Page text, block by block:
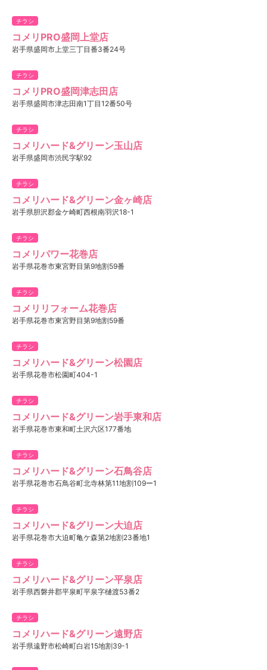
チラシ
コメリPRO盛岡上堂店
岩手県盛岡市上堂三丁目番3番24号
チラシ
コメリPRO盛岡津志田店
岩手県盛岡市津志田南1丁目12番50号
チラシ
コメリハード&グリーン玉山店
岩手県盛岡市渋民字駅92
チラシ
コメリハード&グリーン金ヶ崎店
岩手県胆沢郡金ケ崎町西根南羽沢18-1
チラシ
コメリパワー花巻店
岩手県花巻市東宮野目第9地割59番
チラシ
コメリリフォーム花巻店
岩手県花巻市東宮野目第9地割59番
チラシ
コメリハード&グリーン松園店
岩手県花巻市松園町404-1
チラシ
コメリハード&グリーン岩手東和店
岩手県花巻市東和町土沢六区177番地
チラシ
コメリハード&グリーン石鳥谷店
岩手県花巻市石鳥谷町北寺林第11地割109ー1
チラシ
コメリハード&グリーン大迫店
岩手県花巻市大迫町亀ケ森第2地割23番地1
チラシ
コメリハード&グリーン平泉店
岩手県西磐井郡平泉町平泉字樋渡53番2
チラシ
コメリハード&グリーン遠野店
岩手県遠野市松崎町白岩15地割39-1